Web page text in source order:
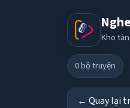
Kho
0bộ truyện
← Quay lại